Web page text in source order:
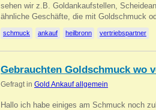
sehen wir z.B. Goldankaufstellen,
ähnliche Geschäfte, die mit Goldschmuck
schmuck ankauf heilbronn vertriebspartner
Gebrauchten Goldschmuck wo
Gefragt in Gold Ankauf allgemein
Hallo ich habe einiges am Schmuck noch